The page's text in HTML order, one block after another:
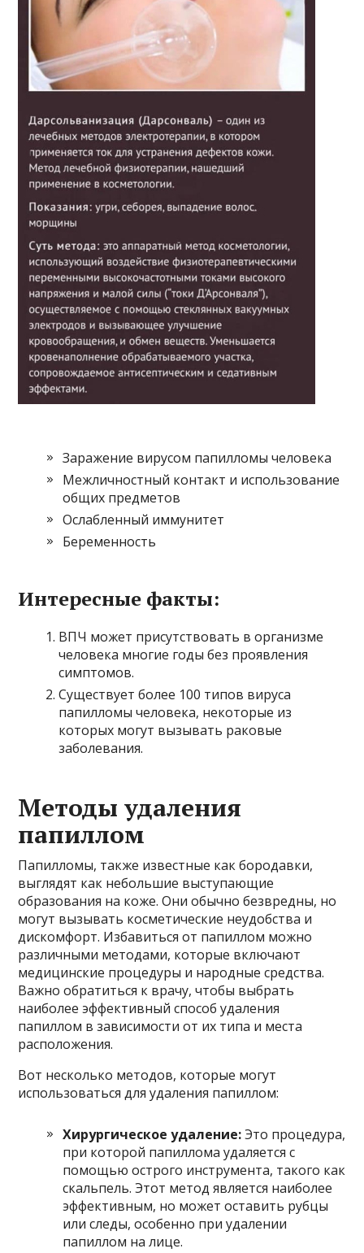
Заражение вирусом папилломы человека
Межличностный контакт и использование
общих предметов
Ослабленный иммунитет
Беременность
Интересные факты:
ВПЧ может присутствовать в организме
человека многие годы без проявления
симптомов.
Существует более 100 типов вируса
папилломы человека, некоторые из
которых могут вызывать раковые
заболевания.
Методы удаления
папиллом
Папилломы, также известные как бородавки,
выглядят как небольшие выступающие
образования на коже. Они обычно безвредны, но
могут вызывать косметические неудобства и
дискомфорт. Избавиться от папиллом можно
различными методами, которые включают
медицинские процедуры и народные средства.
Важно обратиться к врачу, чтобы выбрать
наиболее эффективный способ удаления
папиллом в зависимости от их типа и места
расположения.
Вот несколько методов, которые могут
использоваться для удаления папиллом:
Хирургическое удаление:Это процедура,
при которой папиллома удаляется с
помощью острого инструмента, такого как
скальпель. Этот метод является наиболее
эффективным, но может оставить рубцы
или следы, особенно при удалении
папиллом на лице.